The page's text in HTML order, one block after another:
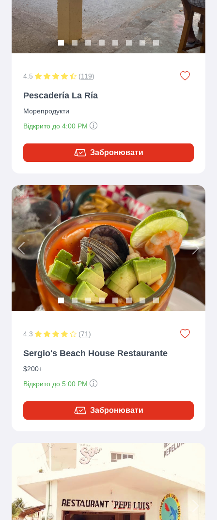
4.5 (119)
Pescadería La Ría
Морепродукти
Відкрито до 4:00 PM
Забронювати
Previous Next
4.3 (71)
Sergio's Beach House Restaurante
$200+
Відкрито до 5:00 PM
Забронювати
Previous